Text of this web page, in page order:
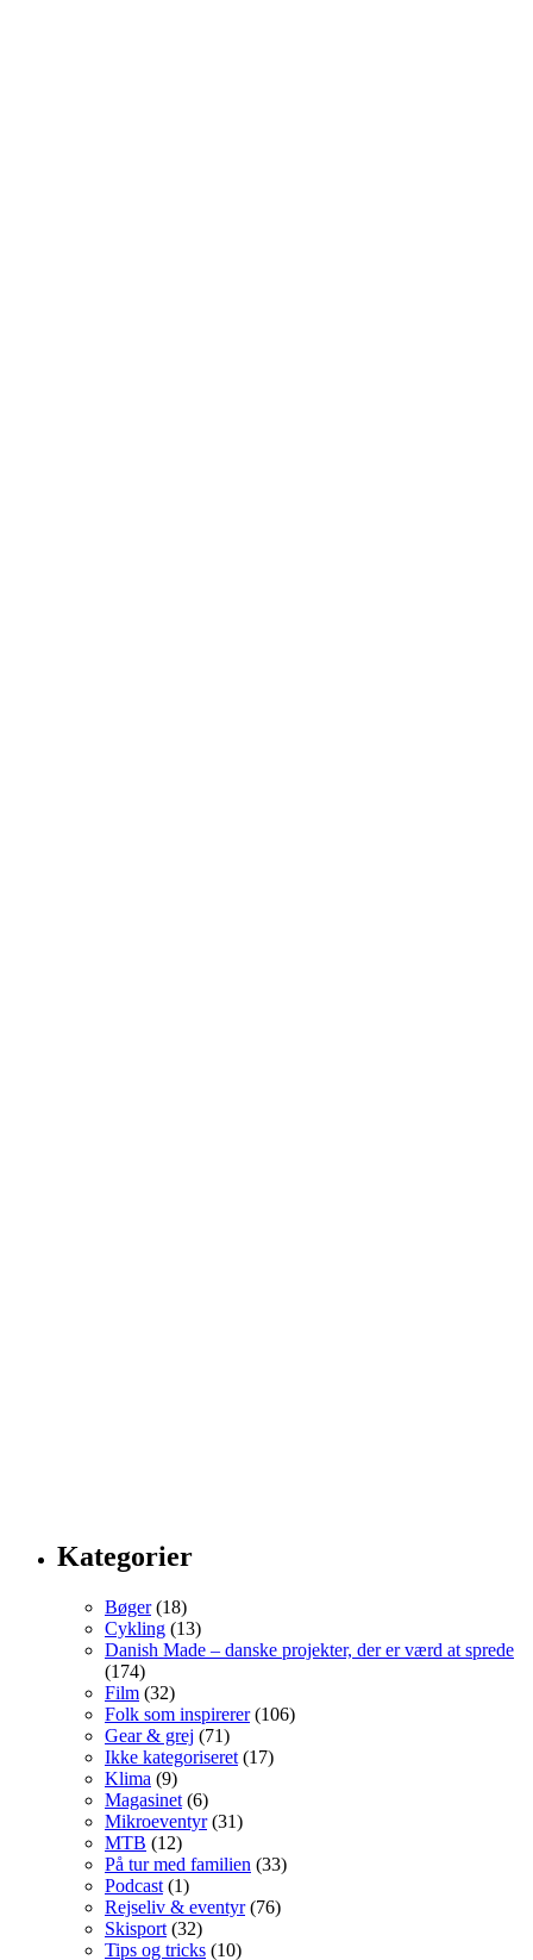
Kategorier
Bøger(18)
Cykling (13)
Danish Made – danske projekter, der er værd at sprede
(174)
Film (32)
Folk som inspirerer(106)
Gear & grej (71)
Ikke kategoriseret (17)
Klima (9)
Magasinet (6)
Mikroeventyr(31)
MTB (12)
På tur med familien (33)
Podcast (1)
Rejseliv & eventyr(76)
Skisport (32)
Tips og tricks (10)